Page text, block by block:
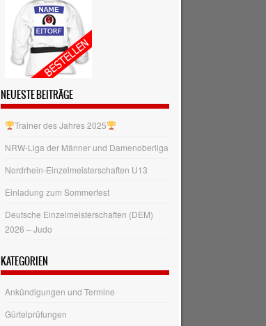
NEUESTE BEITRÄGE
Trainer des Jahres 2025
NRW‑Liga der Männer und Damenoberliga
Nordrhein-Einzelmeisterschaften U13
Einladung zum Sommerfest
Deutsche Einzelmeisterschaften (DEM)
2026 – Judo
KATEGORIEN
Ankündigungen und Termine
Gürtelprüfungen